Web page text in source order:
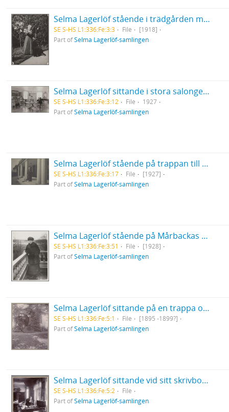
Selma Lagerlöf stående i trädgården med pudeln Kurre bredvid sig
SE S-HS L1:336:Fe:3:3 File
[1918]
Part ofSelma Lagerlöf-samlingen
Selma Lagerlöf sittande i stora salongen på Mårbacka
SE S-HS L1:336:Fe:3:12 File
1927
Part ofSelma Lagerlöf-samlingen
Selma Lagerlöf stående på trappan till verandan på Mårbacka
SE S-HS L1:336:Fe:3:17 File
[1927]
Part ofSelma Lagerlöf-samlingen
Selma Lagerlöf stående på Mårbackas balkong iklädd päls och mössa
SE S-HS L1:336:Fe:3:51 File
[1928]
Part ofSelma Lagerlöf-samlingen
Selma Lagerlöf sittande på en trappa omgiven av grönska på Nääs
SE S-HS L1:336:Fe:5:1 File
[1895 -1899?]
Part ofSelma Lagerlöf-samlingen
Selma Lagerlöf sittande vid sitt skrivbord i arbetsrummet i Centralpalatset i Falun
SE S-HS L1:336:Fe:5:2
File
Part ofSelma Lagerlöf-samlingen